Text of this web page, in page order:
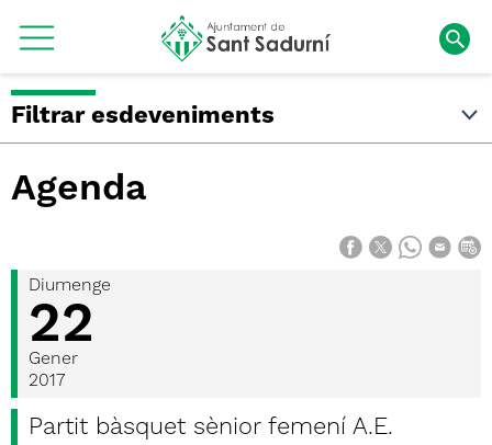
Filtrar esdeveniments
Agenda
Diumenge
22
Gener
2017
Partit bàsquet sènior femení A.E.